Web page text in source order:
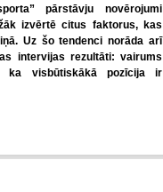
pārstāvju novērojumi
izvērtē citus faktorus, kas
Uz šo tendenci norāda arī
intervijas rezultāti: vairums
ka visbūtiskākā pozīcija ir